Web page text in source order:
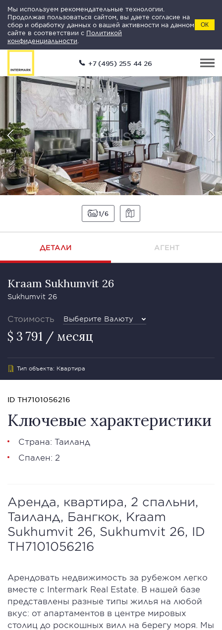
Мы используем рекомендательные технологии.
Продолжая пользоваться сайтом, вы даете согласие на
сбор и обработку данных о вашей активности на данном
сайте в соответствии с Политикой
конфиденциальности
ОК
+7 (495) 255 44 26
1 6
ДЕТАЛИ АГЕНТ
Kraam Sukhumvit 26
Sukhumvit 26
Стоимость Выберите Валюту
$ 3 791 / месяц
Тип объекта: Квартира
ID TH7101056216
Ключевые характеристики
Страна: Таиланд
Спален: 2
Аренда, квартира, 2 спальни,
Таиланд, Бангкок, Kraam
Sukhumvit 26, Sukhumvit 26, ID
TH7101056216
Арендовать недвижимость за рубежом легко
вместе с Intermark Real Estate. В нашей базе
представлены разные типы жилья на любой
вкус: от апартаментов в центре мировых
столиц до роскошных вилл на берегу моря. Мы